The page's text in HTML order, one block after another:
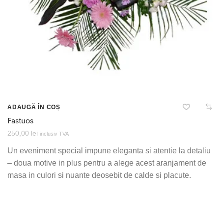
ADAUGĂ ÎN COȘ
Fastuos
250,00 lei inclusiv TVA
Un eveniment special impune eleganta si atentie la detaliu
– doua motive in plus pentru a alege acest aranjament de
masa in culori si nuante deosebit de calde si placute.